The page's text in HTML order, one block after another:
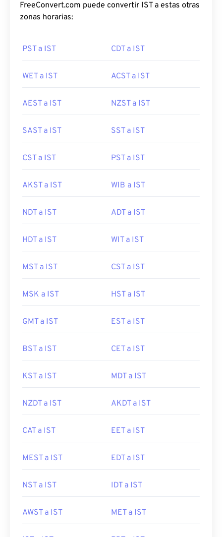
FreeConvert.com puede convertir IST a estas otras
zonas horarias:
PST a IST CDT a IST
WET a IST ACST a IST
AEST a IST NZST a IST
SAST a IST SST a IST
CST a IST PST a IST
AKST a IST WIB a IST
NDT a IST ADT a IST
HDT a IST WIT a IST
MST a IST CST a IST
MSK a IST HST a IST
GMT a IST EST a IST
BST a IST CET a IST
KST a IST MDT a IST
NZDT a IST AKDT a IST
CAT a IST EET a IST
MEST a IST EDT a IST
NST a IST IDT a IST
AWST a IST MET a IST